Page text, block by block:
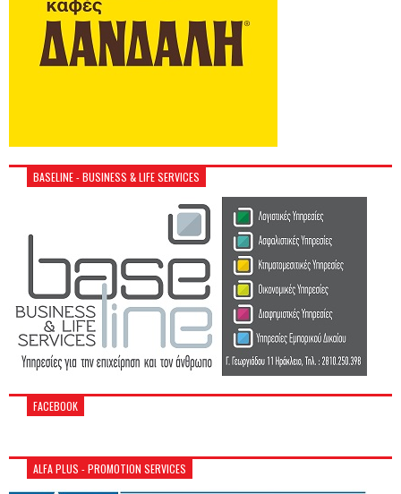
BASELINE - BUSINESS & LIFE SERVICES
FACEBOOK
ALFA PLUS - PROMOTION SERVICES